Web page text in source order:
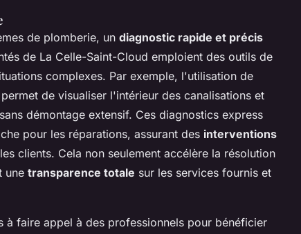
de plomberie, un diagnostic rapide et précis
de La Celle-Saint-Cloud emploient des outils de
complexes. Par exemple, l'utilisation de
de visualiser l'intérieur des canalisations et
démontage extensif. Ces diagnostics express
pour les réparations, assurant des interventions
clients. Cela non seulement accélère la résolution
une transparence totale sur les services fournis et
à faire appel à des professionnels pour bénéficier